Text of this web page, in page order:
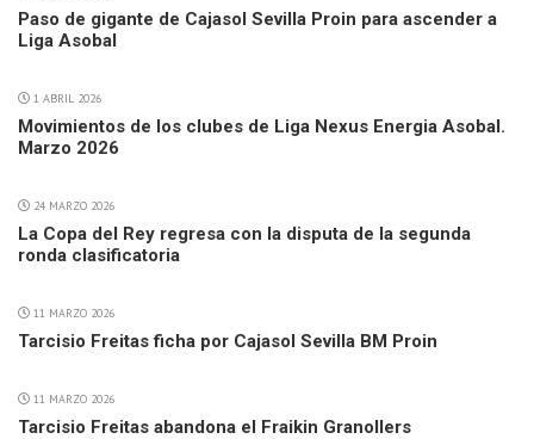
Paso de gigante de Cajasol Sevilla Proin para ascender a
Liga Asobal
1 ABRIL 2026
Movimientos de los clubes de Liga Nexus Energia Asobal.
Marzo 2026
24 MARZO 2026
La Copa del Rey regresa con la disputa de la segunda
ronda clasificatoria
11 MARZO 2026
Tarcisio Freitas ficha por Cajasol Sevilla BM Proin
11 MARZO 2026
Tarcisio Freitas abandona el Fraikin Granollers